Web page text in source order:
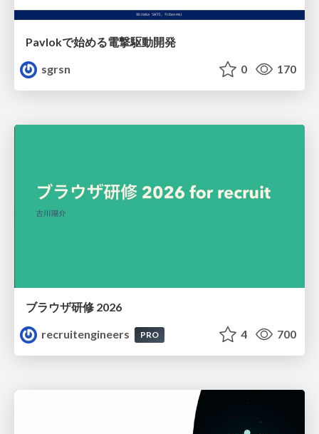
Pavlokで始める電撃駆動開発
sgrsn
0 170
ブラウザ研修 2026
recruitengineers
PRO 4 700